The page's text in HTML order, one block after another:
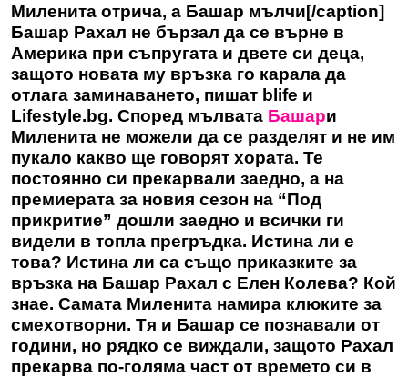
Миленита отрича, а Башар мълчи[/caption]
Башар Рахал не бързал да се върне в
Америка при съпругата и двете си деца,
защото новата му връзка го карала да
отлага заминаването, пишат blife и
Lifestyle.bg. Според мълвата Башари
Миленита не можели да се разделят и не им
пукало какво ще говорят хората. Те
постоянно си прекарвали заедно, а на
премиерата за новия сезон на “Под
прикритие” дошли заедно и всички ги
видели в топла прегръдка. Истина ли е
това? Истина ли са също приказките за
връзка на Башар Рахал с Елен Колева? Кой
знае. Самата Миленита намира клюките за
смехотворни. Тя и Башар се познавали от
години, но рядко се виждали, защото Рахал
прекарва по-голяма част от времето си в